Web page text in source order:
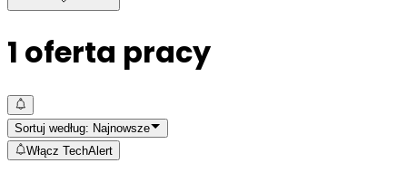
1 oferta pracy
Sortuj według: Najnowsze
Włącz TechAlert